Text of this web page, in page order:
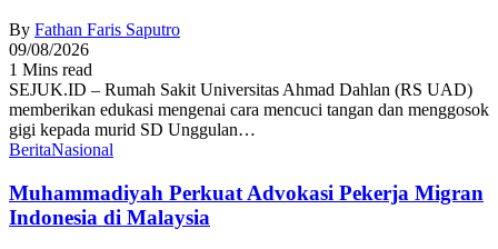
By Fathan Faris Saputro
09/08/2026
1 Mins read
SEJUK.ID – Rumah Sakit Universitas Ahmad Dahlan (RS UAD)
memberikan edukasi mengenai cara mencuci tangan dan menggosok
gigi kepada murid SD Unggulan…
BeritaNasional
Muhammadiyah Perkuat Advokasi Pekerja Migran
Indonesia di Malaysia